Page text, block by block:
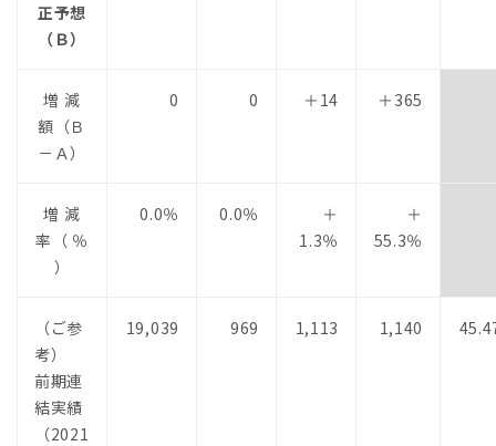
正予想
（Ｂ）
増 減
額（Ｂ
－Ａ）
0 0 ＋14 ＋365
増 減
率（ ％
）
0.0％ 0.0％
＋
1.3％
＋
55.3％
（ご参
考）
前期連
結実績
（2021
19,039 969 1,113 1,140